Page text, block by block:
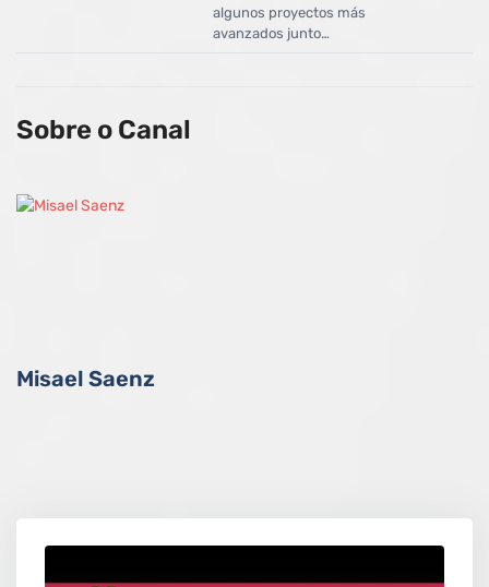
algunos proyectos más
avanzados junto…
Sobre o Canal
Misael Saenz